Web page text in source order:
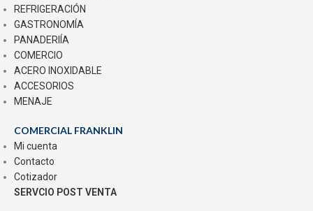
REFRIGERACIÓN
GASTRONOMÍA
PANADERIÍA
COMERCIO
ACERO INOXIDABLE
ACCESORIOS
MENAJE
COMERCIAL FRANKLIN
Mi cuenta
Contacto
Cotizador
SERVCIO POST VENTA